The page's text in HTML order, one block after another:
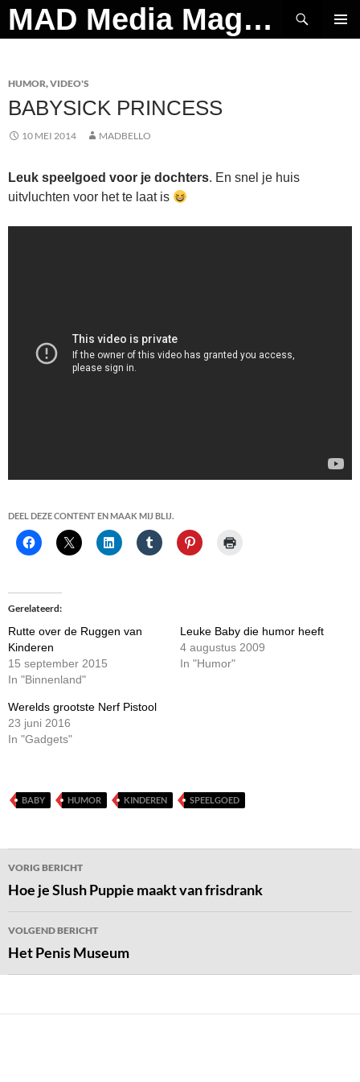
Ga
naar
MAD Media Magazine
Zoeken
HUMOR,VIDEO'S
BABYSICK PRINCESS
10 MEI 2014 MADBELLO
Leuk speelgoed voor je dochters. En snel je huis
uitvluchten voor het te laat is
DEEL DEZE CONTENT EN MAAK MIJ BLIJ.
Gerelateerd
Rutte over de Ruggen van
Kinderen
15 september 2015
In "Binnenland"
Leuke Baby die humor heeft
4 augustus 2009
In "Humor"
Werelds grootste Nerf Pistool
23 juni 2016
In "Gadgets"
BABY HUMOR KINDEREN SPEELGOED
Bericht
navigatie
VORIG BERICHT
Hoe je Slush Puppie maakt van frisdrank
VOLGEND BERICHT
Het Penis Museum